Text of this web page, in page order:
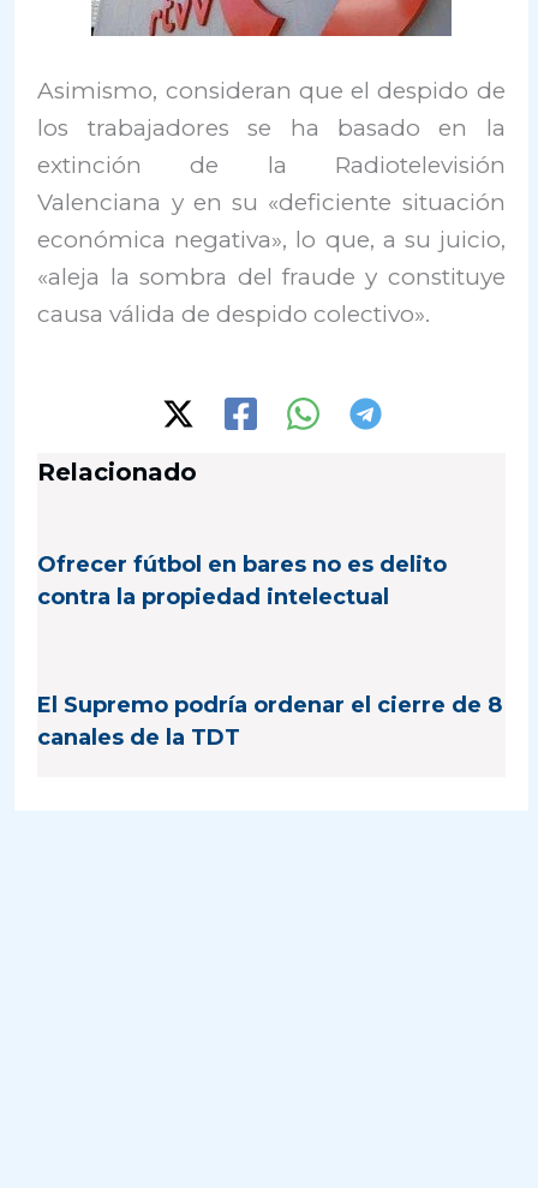
Asimismo, consideran que el despido de
los trabajadores se ha basado en la
extinción de la Radiotelevisión
Valenciana y en su «deficiente situación
económica negativa», lo que, a su juicio,
«aleja la sombra del fraude y constituye
causa válida de despido colectivo».
Relacionado
Ofrecer fútbol en bares no es delito
contra la propiedad intelectual
El Supremo podría ordenar el cierre de 8
canales de la TDT